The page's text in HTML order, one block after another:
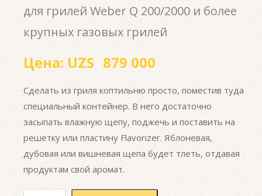
для грилей Weber Q 200/2000 и более
крупных газовых грилей
Цена: UZS 879 000
Сделать из гриля коптильню просто, поместив туда
специальный контейнер. В него достаточно
засыпать влажную щепу, поджечь и поставить на
решетку или пластину Flavorizer. Яблоневая,
дубовая или вишневая щепа будет тлеть, отдавая
продуктам свой аромат.